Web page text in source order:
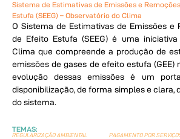
Sistema de Estimativas de Emissões e
Estufa (SEEG) – Observatório do Clima
O Sistema de Estimativas de Emissões e
de Efeito Estufa (SEEG) é uma
Clima que compreende a produção de
emissões de gases de efeito estufa (GEE)
evolução dessas emissões é um
disponibilização, de forma simples e clara,
do sistema.
TEMAS:
REGULARIZAÇÃO AMBIENTAL PAGAMENTO POR